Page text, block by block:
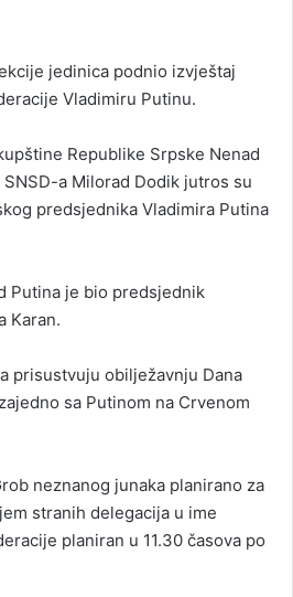
jedinica podnio izvještaj
Vladimiru Putinu.
Republike Srpske Nenad
a Milorad Dodik jutros su
predsjednika Vladimira Putina
Putina je bio predsjednik
Karan.
prisustvuju obilježavnju Dana
sa Putinom na Crvenom
neznanog junaka planirano za
stranih delegacija u ime
planiran u 11.30 časova po